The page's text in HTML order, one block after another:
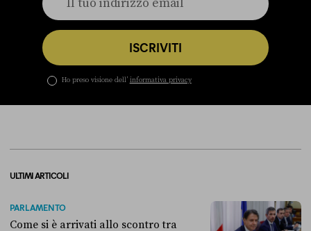
ISCRIVITI
Ho preso visione dell’ informativa privacy
ULTIMI ARTICOLI
PARLAMENTO
Come si è arrivati allo scontro tra